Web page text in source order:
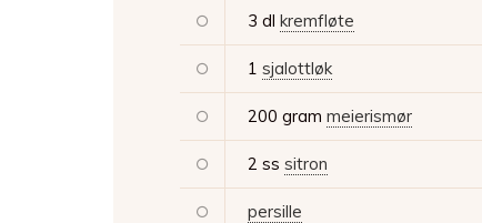
3 dl kremfløte
1 sjalottløk
200 gram meierismør
2 ss sitron
persille